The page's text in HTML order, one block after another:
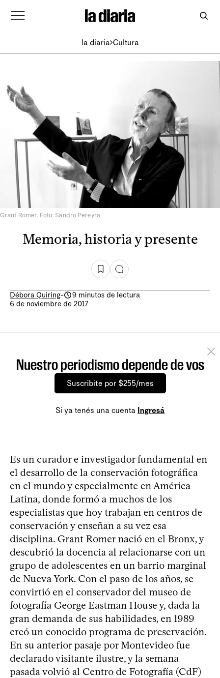
la diaria Cultura
Grant Romer. Foto: Sandro Pereyra
Memoria, historia y presente
Débora Quiring-
9 minutos de lectura
6 de noviembre de 2017
Nuestro periodismo depende de vos
Suscribite por $255/mes
Si ya tenés una cuenta Ingresá
Es un curador e investigador fundamental en
el desarrollo de la conservación fotográfica
en el mundo y especialmente en América
Latina, donde formó a muchos de los
especialistas que hoy trabajan en centros de
conservación y enseñan a su vez esa
disciplina. Grant Romer nació en el Bronx, y
descubrió la docencia al relacionarse con un
grupo de adolescentes en un barrio marginal
de Nueva York. Con el paso de los años, se
convirtió en el conservador del museo de
fotografía George Eastman House y, dada la
gran demanda de sus habilidades, en 1989
creó un conocido programa de preservación.
En su anterior pasaje por Montevideo fue
declarado visitante ilustre, y la semana
pasada volvió al Centro de Fotografía (CdF)